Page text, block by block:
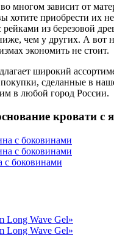
многом зависит от
хотите приобрести их
рейками из березовой
чем у других. А вот
экономить не стоит.
широкий
покупки, сделанные в
в любой город России.
кровати с
с боковинами